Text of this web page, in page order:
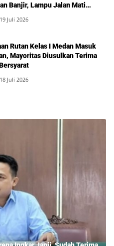
Banjir, Lampu Jalan Mati
Bantuan
19 Juli 2026
Rutan Kelas I Medan Masuk
Mayoritas Diusulkan Terima
18 Juli 2026